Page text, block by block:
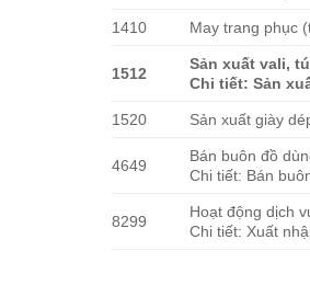
1410 May trang phục
1512
Sản xuất vali,
Chi tiết: Sản
1520 Sản xuất giày
4649
Bán buôn đồ
Chi tiết: Bán
8299
Hoạt động dịch
Chi tiết: Xuất